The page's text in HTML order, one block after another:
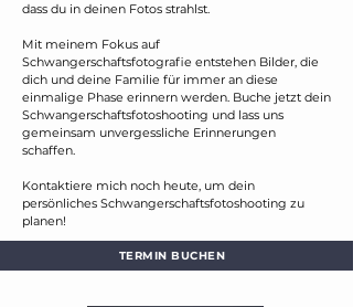
dass du in deinen Fotos strahlst.
Mit meinem Fokus auf
Schwangerschaftsfotografie entstehen Bilder, die
dich und deine Familie für immer an diese
einmalige Phase erinnern werden. Buche jetzt dein
Schwangerschaftsfotoshooting und lass uns
gemeinsam unvergessliche Erinnerungen
schaffen.
Kontaktiere mich noch heute, um dein
persönliches Schwangerschaftsfotoshooting zu
planen!
TERMIN BUCHEN